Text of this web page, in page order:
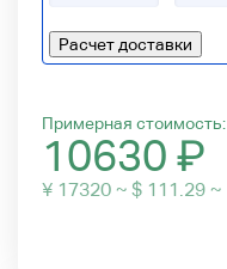
Расчет доставки
Примерная стоимость:
10630 ₽
¥ 17320 ~ $ 111.29 ~